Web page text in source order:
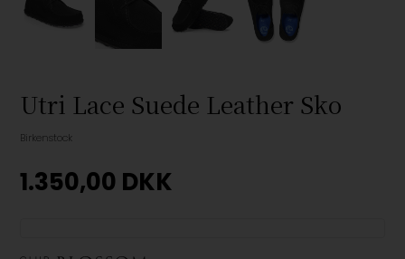
Utri Lace Suede Leather Sko
Birkenstock
1.350,00 DKK